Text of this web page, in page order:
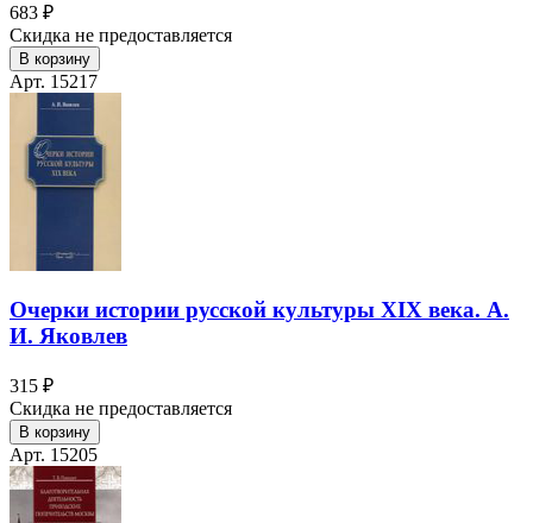
683 ₽
Скидка не предоставляется
В корзину
Арт. 15217
Очерки истории русской культуры XIX века. А.
И. Яковлев
315 ₽
Скидка не предоставляется
В корзину
Арт. 15205